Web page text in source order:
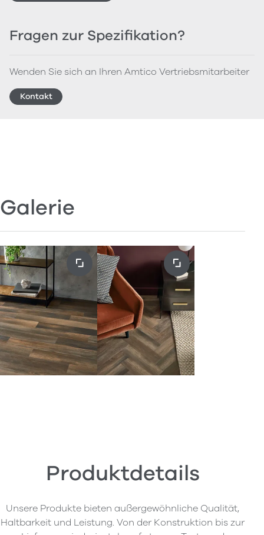
Fragen zur Spezifikation?
Wenden Sie sich an Ihren Amtico Vertriebsmitarbeiter
Kontakt
Galerie
Produktdetails
Unsere Produkte bieten außergewöhnliche Qualität,
Haltbarkeit und Leistung. Von der Konstruktion bis zur